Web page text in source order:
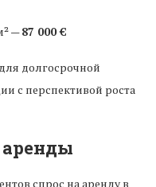
—87 000 €
долгосрочной
с перспективой роста
спрос на аренду в